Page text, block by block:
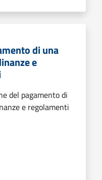
di una
e
del pagamento di
e regolamenti